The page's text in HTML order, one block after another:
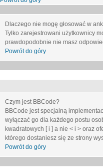
Dlaczego nie mogę głosować w
Tylko zarejestrowani użytkownicy
prawdopodobnie nie masz
Powrót do góry
Czym jest BBCode?
BBCode jest specjalną
wyłączać go dla każdego postu
kwadratowych [ i ] a nie < i > oraz
którego dostaniesz się ze strony
Powrót do góry